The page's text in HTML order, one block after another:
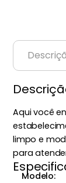
Aqui você
limpo e
para
Modelo: